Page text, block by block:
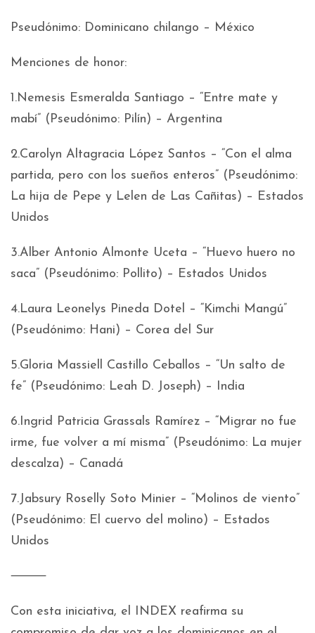
Pseudónimo: Dominicano chilango – México
Menciones de honor:
1.Nemesis Esmeralda Santiago – “Entre mate y
mabí” (Pseudónimo: Pilín) – Argentina
2.Carolyn Altagracia López Santos – “Con el alma
partida, pero con los sueños enteros” (Pseudónimo:
La hija de Pepe y Lelen de Las Cañitas) – Estados
Unidos
3.Alber Antonio Almonte Uceta – “Huevo huero no
saca” (Pseudónimo: Pollito) – Estados Unidos
4.Laura Leonelys Pineda Dotel – “Kimchi Mangú”
(Pseudónimo: Hani) – Corea del Sur
5.Gloria Massiell Castillo Ceballos – “Un salto de
fe” (Pseudónimo: Leah D. Joseph) – India
6.Ingrid Patricia Grassals Ramírez – “Migrar no fue
irme, fue volver a mí misma” (Pseudónimo: La mujer
descalza) – Canadá
7.Jabsury Roselly Soto Minier – “Molinos de viento”
(Pseudónimo: El cuervo del molino) – Estados
Unidos
⸻
Con esta iniciativa, el INDEX reafirma su